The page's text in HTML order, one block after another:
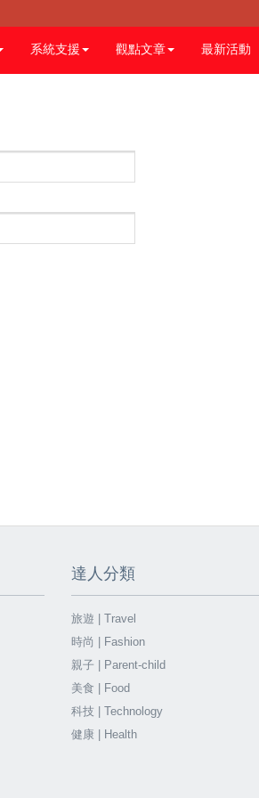
系統支援 觀點文章 最新活動
達人分類
旅遊 | Travel
時尚 | Fashion
親子 | Parent-child
美食 | Food
科技 | Technology
健康 | Health